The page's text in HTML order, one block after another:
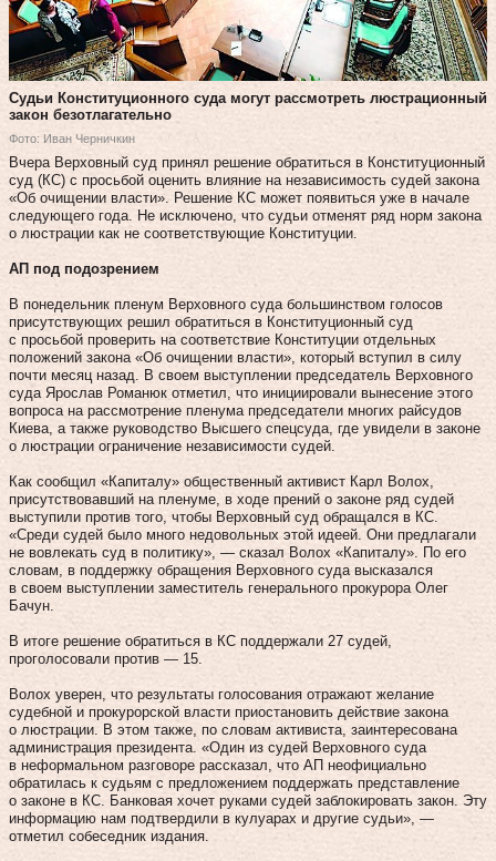
Судьи Конституционного суда могут рассмотреть люстрационный
закон безотлагательно
Фото: Иван Черничкин
Вчера Верховный суд принял решение обратиться в Конституционный
суд (КС) с просьбой оценить влияние на независимость судей закона
«Об очищении власти». Решение КС может появиться уже в начале
следующего года. Не исключено, что судьи отменят ряд норм закона
о люстрации как не соответствующие Конституции.
АП под подозрением
В понедельник пленум Верховного суда большинством голосов
присутствующих решил обратиться в Конституционный суд
с просьбой проверить на соответствие Конституции отдельных
положений закона «Об очищении власти», который вступил в силу
почти месяц назад. В своем выступлении председатель Верховного
суда Ярослав Романюк отметил, что инициировали вынесение этого
вопроса на рассмотрение пленума председатели многих райсудов
Киева, а также руководство Высшего спецсуда, где увидели в законе
о люстрации ограничение независимости судей.
Как сообщил «Капиталу» общественный активист Карл Волох,
присутствовавший на пленуме, в ходе прений о законе ряд судей
выступили против того, чтобы Верховный суд обращался в КС.
«Среди судей было много недовольных этой идеей. Они предлагали
не вовлекать суд в политику», — сказал Волох «Капиталу». По его
словам, в поддержку обращения Верховного суда высказался
в своем выступлении заместитель генерального прокурора Олег
Бачун.
В итоге решение обратиться в КС поддержали 27 судей,
проголосовали против — 15.
Волох уверен, что результаты голосования отражают желание
судебной и прокурорской власти приостановить действие закона
о люстрации. В этом также, по словам активиста, заинтересована
администрация президента. «Один из судей Верховного суда
в неформальном разговоре рассказал, что АП неофициально
обратилась к судьям с предложением поддержать представление
о законе в КС. Банковая хочет руками судей заблокировать закон. Эту
информацию нам подтвердили в кулуарах и другие судьи», —
отметил собеседник издания.